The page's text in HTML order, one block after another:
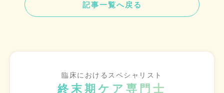
記事一覧へ戻る
臨床におけるスペシャリスト
終末期ケア専門士